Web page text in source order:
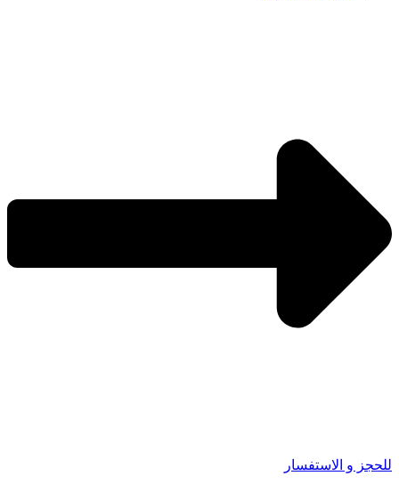
للحجز و الاستفسار